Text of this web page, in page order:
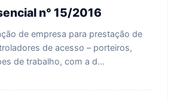
n° 15/2016
de empresa para prestação de
de acesso – porteiros,
de trabalho, com a d...